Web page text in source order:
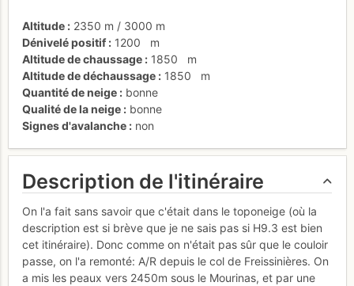
Altitude 2350 m / 3000 m
Dénivelé positif
1200
m
Altitude de chaussage
1850
m
Altitude de déchaussage
1850
m
Quantité de neige
bonne
Qualité de la neige
bonne
Signes d'avalanche
non
Description de l'itinéraire
On l'a fait sans savoir que c'était dans le toponeige (où la
description est si brève que je ne sais pas si H9.3 est bien
cet itinéraire). Donc comme on n'était pas sûr que le couloir
passe, on l'a remonté: A/R depuis le col de Freissinières. On
a mis les peaux vers 2450m sous le Mourinas, et par une